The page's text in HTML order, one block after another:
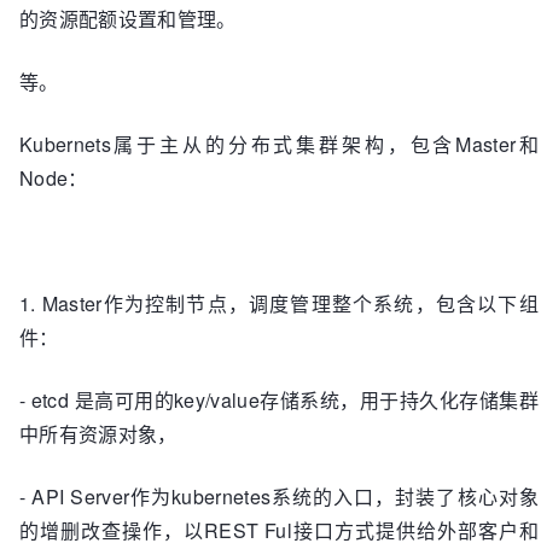
的资源配额设置和管理。
等。
Kubernets属于主从的分布式集群架构，包含Master和
Node：
1. Master作为控制节点，调度管理整个系统，包含以下组
件：
- etcd 是高可用的key/value存储系统，用于持久化存储集群
中所有资源对象，
- API Server作为kubernetes系统的入口，封装了核心对象
的增删改查操作，以REST Ful接口方式提供给外部客户和